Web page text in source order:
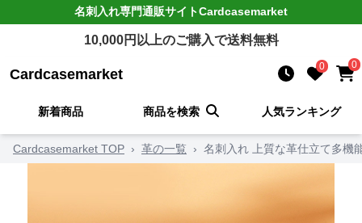
名刺入れ専門通販サイトCardcasemarket
10,000円以上のご購入で送料無料
Cardcasemarket 0 0
新着商品 商品を検索 人気ランキング
Cardcasemarket TOP › 革の一覧 › 名刺入れ 上質な革仕立て多機